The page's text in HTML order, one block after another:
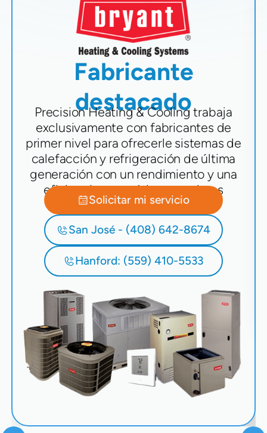
Fabricante
destacado
Precision Heating & Cooling trabaja
exclusivamente con fabricantes de
primer nivel para ofrecerle sistemas de
calefacción y refrigeración de última
generación con un rendimiento y una
eficiencia energética superiores
Solicitar mi servicio
San José - (408) 642-8674
Hanford: (559) 410-5533